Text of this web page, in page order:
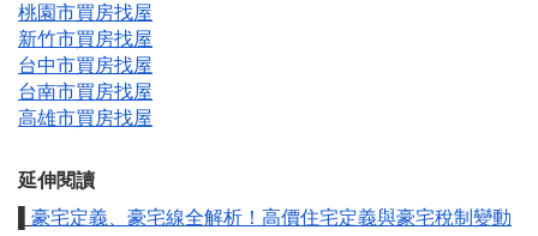
桃園市買房找屋
新竹市買房找屋
台中市買房找屋
台南市買房找屋
高雄市買房找屋
延伸閱讀
豪宅定義、豪宅線全解析！高價住宅定義與豪宅稅制變動